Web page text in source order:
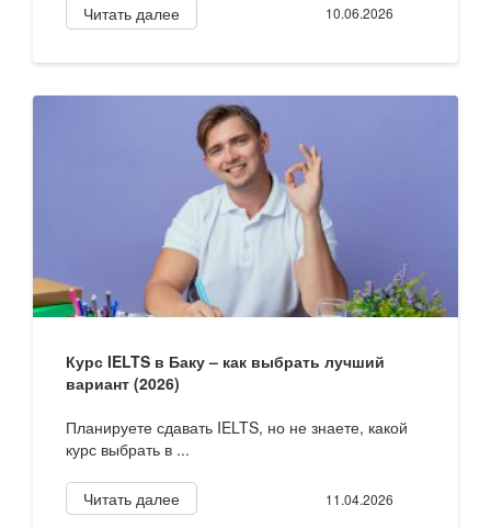
Читать далее 10.06.2026
Курс IELTS в Баку – как выбрать лучший
вариант (2026)
Планируете сдавать IELTS, но не знаете, какой
курс выбрать в ...
Читать далее 11.04.2026